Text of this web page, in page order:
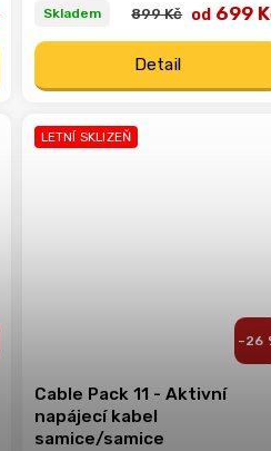
Skladem 899 Kč od 699
Detail
LETNÍ SKLIZEŇ
–26
Cable Pack 11 - Aktivní
napájecí kabel
samice/samice